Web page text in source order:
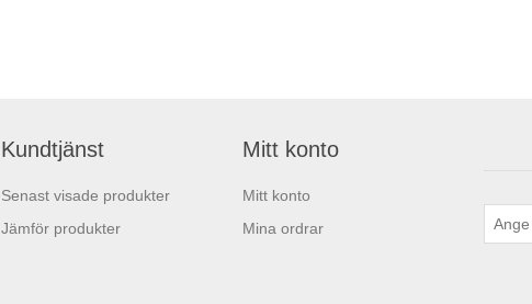
Kundtjänst
Senast visade produkter
Jämför produkter
Mitt konto
Mitt konto
Mina ordrar